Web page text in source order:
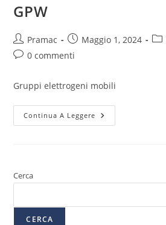
GPW
Pramac Maggio 1, 2024
0 commenti
Gruppi elettrogeni mobili
Continua A Leggere
Cerca
CERCA